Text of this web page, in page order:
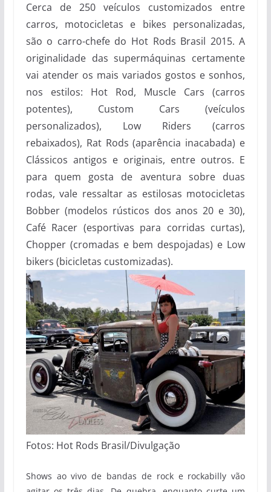
Cerca de 250 veículos customizados entre
carros, motocicletas e bikes personalizadas,
são o carro-chefe do Hot Rods Brasil 2015. A
originalidade das supermáquinas certamente
vai atender os mais variados gostos e sonhos,
nos estilos: Hot Rod, Muscle Cars (carros
potentes), Custom Cars (veículos
personalizados), Low Riders (carros
rebaixados), Rat Rods (aparência inacabada) e
Clássicos antigos e originais, entre outros. E
para quem gosta de aventura sobre duas
rodas, vale ressaltar as estilosas motocicletas
Bobber (modelos rústicos dos anos 20 e 30),
Café Racer (esportivas para corridas curtas),
Chopper (cromadas e bem despojadas) e Low
bikers (bicicletas customizadas).
Fotos: Hot Rods Brasil/Divulgação
Shows ao vivo de bandas de rock e rockabilly vão